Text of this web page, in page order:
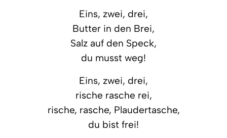
Eins, zwei, drei,
Butter in den Brei,
Salz auf den Speck,
du musst weg!
Eins, zwei, drei,
rische rasche rei,
rische, rasche, Plaudertasche,
du bist frei!